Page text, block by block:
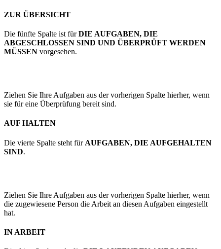
ZUR ÜBERSICHT
Die fünfte Spalte ist fürDIE AUFGABEN, DIE
ABGESCHLOSSEN SIND UND ÜBERPRÜFT WERDEN
MÜSSEN vorgesehen.
Ziehen Sie Ihre Aufgaben aus der vorherigen Spalte hierher, wenn
sie für eine Überprüfung bereit sind.
AUF HALTEN
Die vierte Spalte steht für AUFGABEN, DIE AUFGEHALTEN
SIND.
Ziehen Sie Ihre Aufgaben aus der vorherigen Spalte hierher, wenn
die zugewiesene Person die Arbeit an diesen Aufgaben eingestellt
hat.
IN ARBEIT